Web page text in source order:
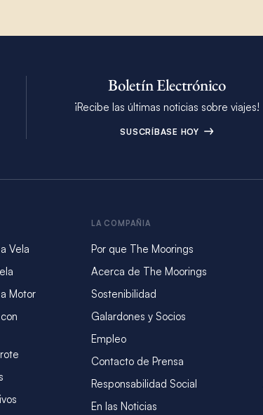
Boletín Electrónico
¡Recibe las últimas noticias sobre viajes!
SUSCRÍBASE HOY
Vela
Motor
LA COMPAÑIA
Por que The Moorings
Acerca de The Moorings
Sostenibilidad
Galardones y Socios
Empleo
Contacto de Prensa
Responsabilidad Social
En las Noticias